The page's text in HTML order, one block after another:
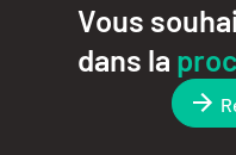
Vous
dans la